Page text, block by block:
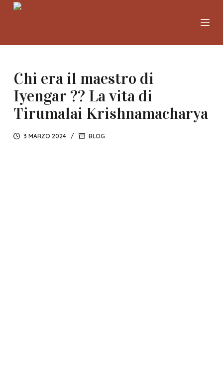
S
a
c
Chi era il maestro di
Iyengar ?? La vita di
Tirumalai Krishnamacharya
3 MARZO 2024 BLOG